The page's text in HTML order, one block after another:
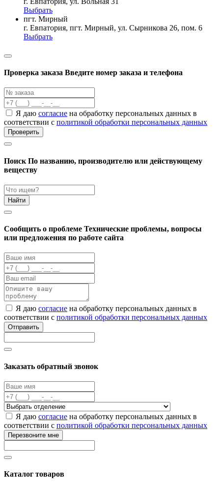
Выбрать
пгт. Мирный
г. Евпатория, пгт. Мирный, ул. Сырникова 26, пом. 6
Выбрать
Проверка заказа Введите номер заказа и телефона
Я даю согласие на обработку персональных данных в
соответствии с политикой обработки персональных данных
Проверить
Поиск По названию, производителю или действующему
веществу
Найти
Cообщить о проблеме Технические проблемы, вопросы
или предложения по работе сайта
Я даю согласие на обработку персональных данных в
соответствии с политикой обработки персональных данных
Отправить
Заказать обратный звонок
Я даю согласие на обработку персональных данных в
соответствии с политикой обработки персональных данных
Перезвоните мне
Каталог товаров